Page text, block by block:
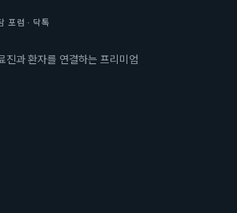
포럼 · 닥톡
진과 환자를 연결하는 프리미엄